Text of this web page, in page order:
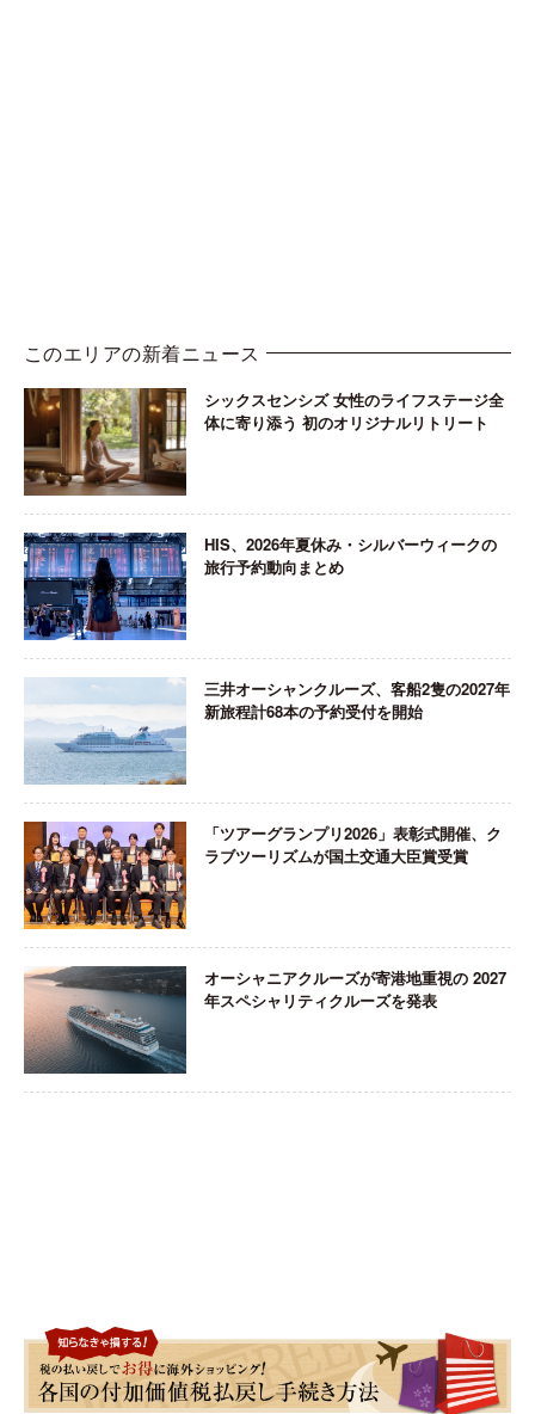
このエリアの新着ニュース
シックスセンシズ 女性のライフステージ全
体に寄り添う 初のオリジナルリトリート
HIS、2026年夏休み・シルバーウィークの
旅行予約動向まとめ
三井オーシャンクルーズ、客船2隻の2027年
新旅程計68本の予約受付を開始
「ツアーグランプリ2026」表彰式開催、ク
ラブツーリズムが国土交通大臣賞受賞
オーシャニアクルーズが寄港地重視の 2027
年スペシャリティクルーズを発表